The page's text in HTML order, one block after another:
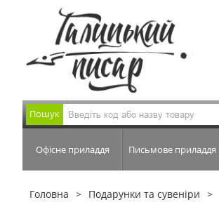
Пошук
Офісне приладдя Письмове приладдя
Головна Подарунки та сувеніри